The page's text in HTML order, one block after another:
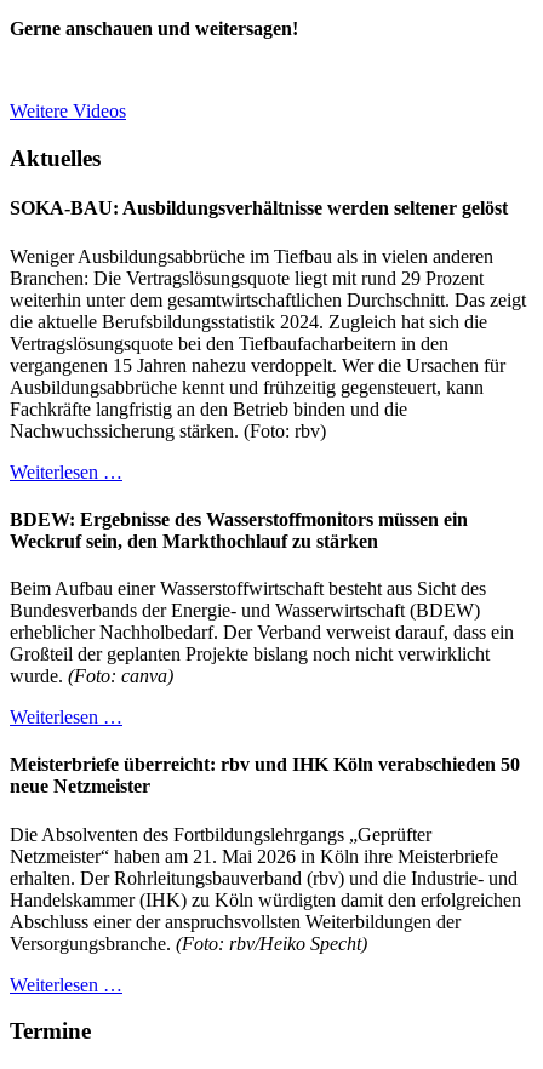
Gerne anschauen und weitersagen!
Weitere Videos
Aktuelles
SOKA-BAU: Ausbildungsverhältnisse werden seltener gelöst
Weniger Ausbildungsabbrüche im Tiefbau als in vielen anderen
Branchen: Die Vertragslösungsquote liegt mit rund 29 Prozent
weiterhin unter dem gesamtwirtschaftlichen Durchschnitt. Das zeigt
die aktuelle Berufsbildungsstatistik 2024. Zugleich hat sich die
Vertragslösungsquote bei den Tiefbaufacharbeitern in den
vergangenen 15 Jahren nahezu verdoppelt. Wer die Ursachen für
Ausbildungsabbrüche kennt und frühzeitig gegensteuert, kann
Fachkräfte langfristig an den Betrieb binden und die
Nachwuchssicherung stärken. (Foto: rbv)
Weiterlesen …
BDEW: Ergebnisse des Wasserstoffmonitors müssen ein
Weckruf sein, den Markthochlauf zu stärken
Beim Aufbau einer Wasserstoffwirtschaft besteht aus Sicht des
Bundesverbands der Energie- und Wasserwirtschaft (BDEW)
erheblicher Nachholbedarf. Der Verband verweist darauf, dass ein
Großteil der geplanten Projekte bislang noch nicht verwirklicht
wurde. (Foto: canva)
Weiterlesen …
Meisterbriefe überreicht: rbv und IHK Köln verabschieden 50
neue Netzmeister
Die Absolventen des Fortbildungslehrgangs „Geprüfter
Netzmeister“ haben am 21. Mai 2026 in Köln ihre Meisterbriefe
erhalten. Der Rohrleitungsbauverband (rbv) und die Industrie- und
Handelskammer (IHK) zu Köln würdigten damit den erfolgreichen
Abschluss einer der anspruchsvollsten Weiterbildungen der
Versorgungsbranche. (Foto: rbv/Heiko Specht)
Weiterlesen …
Termine